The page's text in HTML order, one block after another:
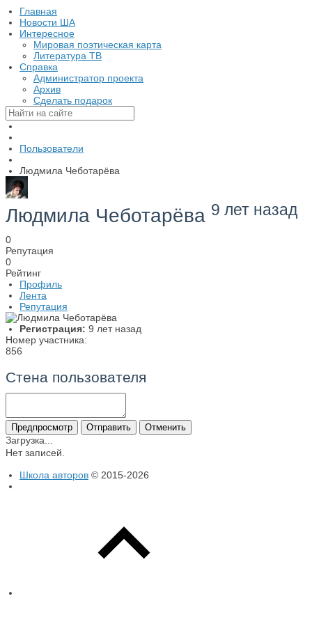
Главная
Новости ША
Интересное
Мировая поэтическая карта
Литература ТВ
Справка
Администратор проекта
Архив
Сделать подарок
Пользователи
Людмила Чеботарёва
Людмила Чеботарёва 9 лет назад
0
Репутация
0
Рейтинг
Профиль
Лента
Репутация
Регистрация: 9 лет назад
Номер участника:
856
Стена пользователя
Загрузка...
Нет записей.
Школа авторов © 2015-2026